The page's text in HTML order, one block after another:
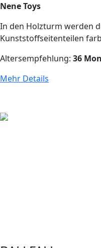
Nene Toys
In den Holzturm werden
Kunststoffseitenteilen
Altersempfehlung: 36
Mehr Details